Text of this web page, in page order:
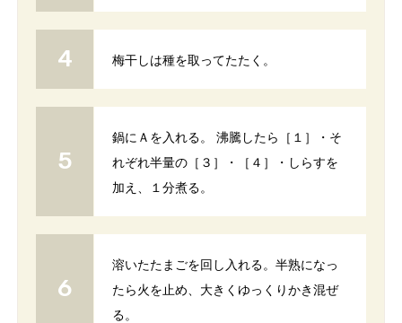
梅干しは種を取ってたたく。
鍋にＡを入れる。 沸騰したら［１］・そ
れぞれ半量の［３］・［４］・しらすを
加え、１分煮る。
溶いたたまごを回し入れる。半熟になっ
たら火を止め、大きくゆっくりかき混ぜ
る。